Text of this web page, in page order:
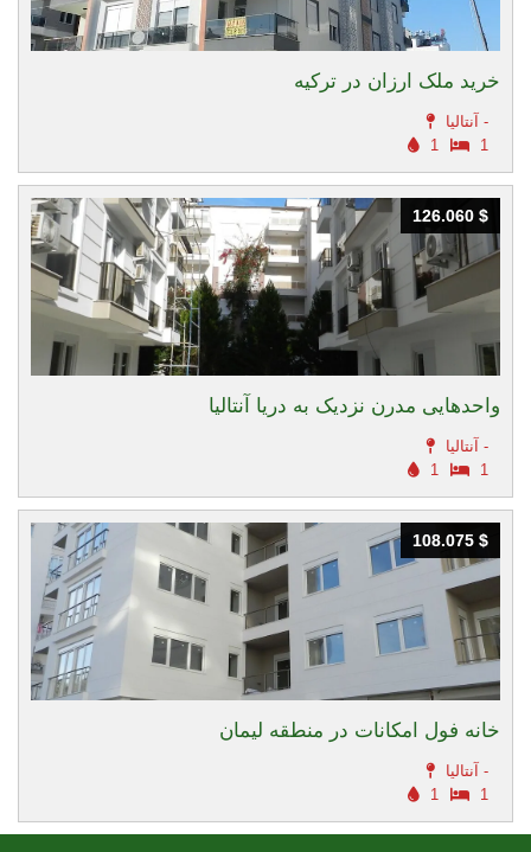
خرید ملک ارزان در ترکیه
آنتالیا -
1
1
واحدهایی مدرن نزدیک به دریا آنتالیا
آنتالیا -
1
1
126.060 $
126.060 $
خانه فول امکانات در منطقه لیمان
آنتالیا -
1
1
108.075 $
108.075 $